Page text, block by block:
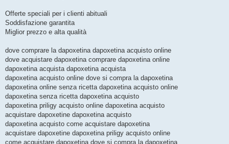
Offerte speciali per i clienti abituali
Soddisfazione garantita
Miglior prezzo e alta qualità
dove comprare la dapoxetina dapoxetina acquisto online
dove acquistare dapoxetina comprare dapoxetina online
dapoxetina acquista dapoxetina acquista
dapoxetina acquisto online dove si compra la dapoxetina
dapoxetina online senza ricetta dapoxetina acquisto online
dapoxetina senza ricetta dapoxetina acquisto
dapoxetina priligy acquisto online dapoxetina acquisto
acquistare dapoxetine dapoxetina acquisto
dapoxetina acquisto come acquistare dapoxetina
acquistare dapoxetine dapoxetina priligy acquisto online
come acquistare dapoxetina dove si compra la dapoxetina